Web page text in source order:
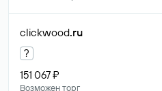
clickwood.ru
?
151 067 ₽
Возможен торг